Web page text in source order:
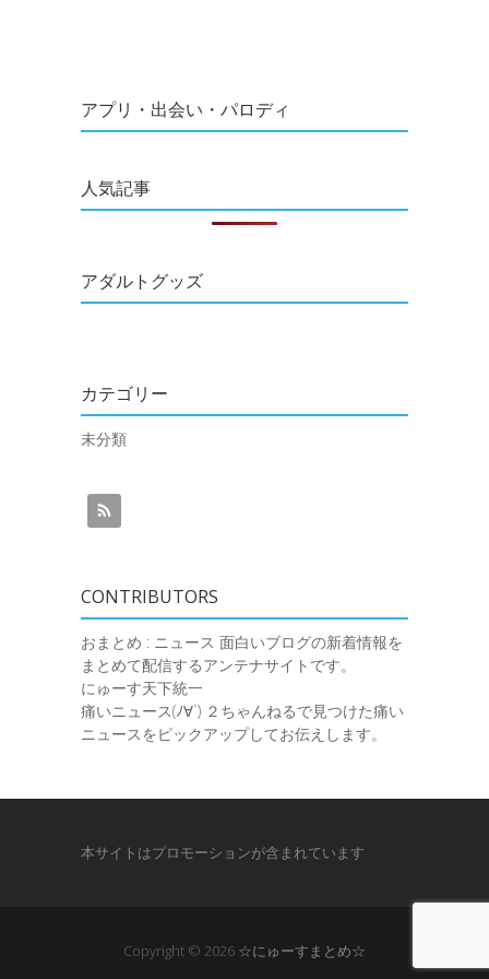
アプリ・出会い・パロディ
人気記事
アダルトグッズ
カテゴリー
未分類
CONTRIBUTORS
おまとめ : ニュース 面白いブログの新着情報を
まとめて配信するアンテナサイトです。
にゅーす天下統一
痛いニュース(ﾉ∀`) ２ちゃんねるで見つけた痛い
ニュースをピックアップしてお伝えします。
本サイトはプロモーションが含まれています
Copyright © 2026 ☆にゅーすまとめ☆